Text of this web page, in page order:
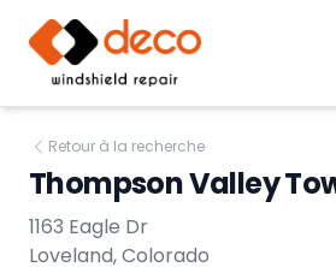
DECO Réparation de pare-brise
Retour à la recherche
Thompson Valley
1163 Eagle Dr
Loveland, Colorado